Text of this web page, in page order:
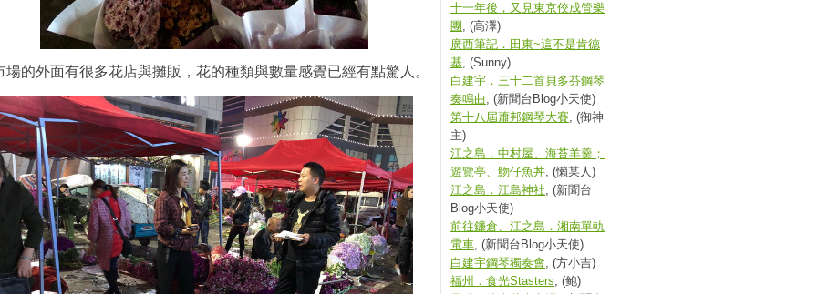
場的外面有很多花店與攤販，花的種類與數量感覺已經有點驚人。
十一年後，又見東京佼成管樂
團 , (高澤)
廣西筆記．田東~這不是肯德
基, (Sunny)
白建宇．三十二首貝多芬鋼琴
奏鳴曲, (新聞台Blog小天使)
第十八屆蕭邦鋼琴大賽, (御神
主)
江之島．中村屋、海苔羊羹；
遊覽亭、魩仔魚丼, (懶某人)
江之島．江島神社, (新聞台
Blog小天使)
前往鐮倉、江之島．湘南單軌
電車, (新聞台Blog小天使)
白建宇鋼琴獨奏會, (方小吉)
福州．食光Stasters, (鲍)